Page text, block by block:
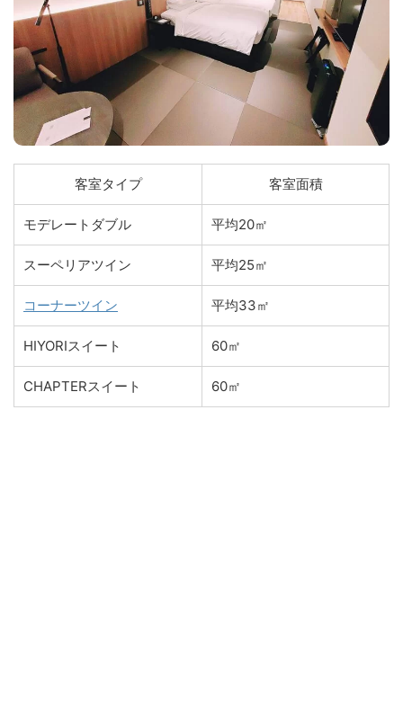
客室タイプ 客室面積
モデレートダブル 平均20㎡
スーペリアツイン 平均25㎡
コーナーツイン 平均33㎡
HIYORIスイート 60㎡
CHAPTERスイート 60㎡